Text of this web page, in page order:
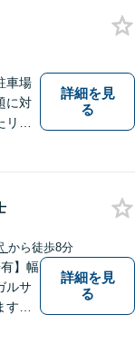
車場
に対
ー
解
にご
詳細を見
る
から徒歩8分
】幅
ルサ
。
詳細を見
る